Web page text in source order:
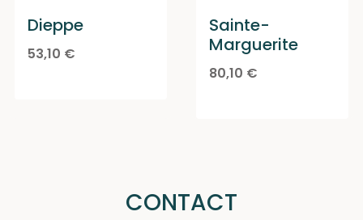
Dieppe
53,10 €
Sainte-
Marguerite
80,10 €
CONTACT